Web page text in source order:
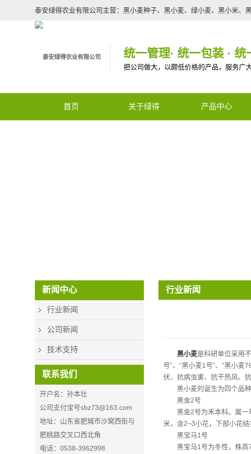
泰安绿得农业有限公司主营：黑小麦种子、黑小麦、绿小麦、黑小米、
统一管理· 统一包装 · 统
把公司做大，以颇低价格的产品，服务广大
首页 关于绿得 产品中心
新闻中心
行业新闻
公司新闻
技术支持
联系我们
开户名：孙本壮
公司支付宝号sbz73@163.com
地址：山东省肥城市沙窝西街与
肥桃路交叉口西北角
电话：0538-3962998
行业新闻
黑小麦是科研单位采用
号”、“黑小麦1号”、“黑小
伏、抗病虫害、抗干热风、抗
黑小麦的诞生为四个品
黑金2号
黑金2号为禾本科。属
米，含2~3小花，下部小花
黑宝马1号
黑宝马1号为冬性，株